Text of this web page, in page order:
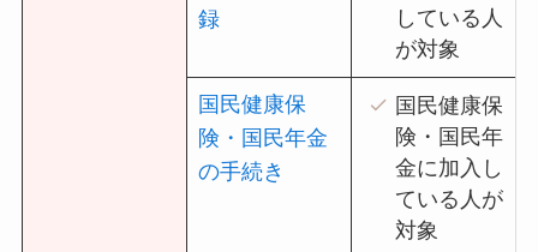
録
している人
が対象
国民健康保
険・国民年金
の手続き
国民健康保
険・国民年
金に加入し
ている人が
対象